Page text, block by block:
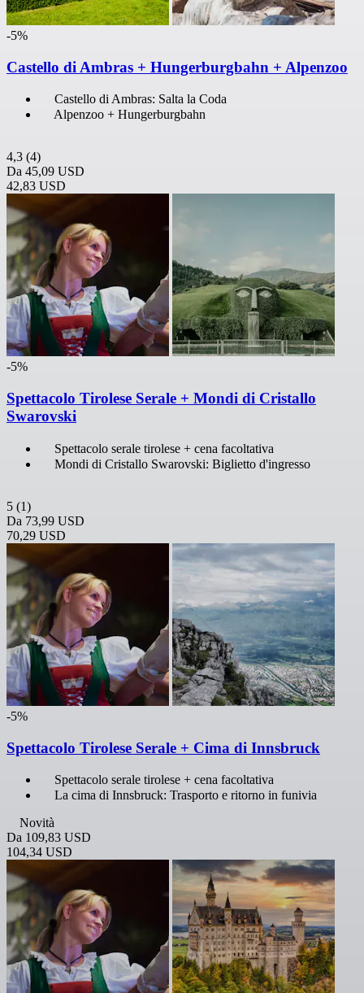
-5%
Castello di Ambras + Hungerburgbahn + Alpenzoo
Castello di Ambras: Salta la Coda
Alpenzoo + Hungerburgbahn
4,3 (4)
Da 45,09 USD
42,83 USD
-5%
Spettacolo Tirolese Serale + Mondi di Cristallo
Swarovski
Spettacolo serale tirolese + cena facoltativa
Mondi di Cristallo Swarovski: Biglietto d'ingresso
5 (1)
Da 73,99 USD
70,29 USD
-5%
Spettacolo Tirolese Serale + Cima di Innsbruck
Spettacolo serale tirolese + cena facoltativa
La cima di Innsbruck: Trasporto e ritorno in funivia
Novità
Da 109,83 USD
104,34 USD